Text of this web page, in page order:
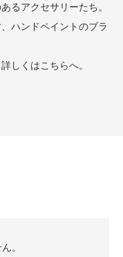
るアクセサリーたち。
ハンドペイントのブラ
しくはこちらへ。
。